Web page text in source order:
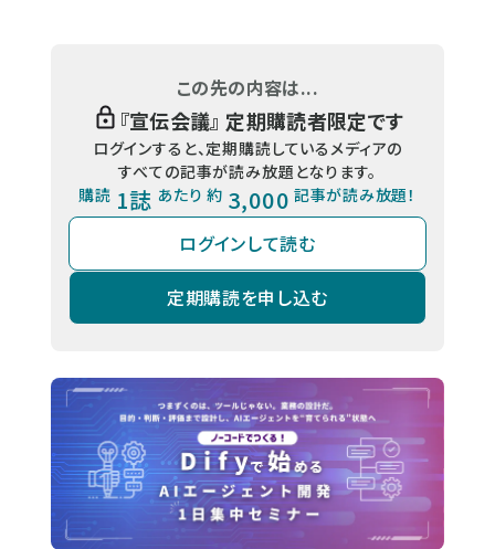
この先の内容は...
『宣伝会議』 定期購読者限定です
ログインすると、定期購読しているメディアの
すべての記事が読み放題となります。
購読 1誌 あたり 約 3,000 記事が読み放題！
ログインして読む
定期購読を申し込む